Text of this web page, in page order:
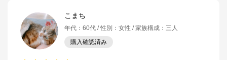
こまち
年代 ： 60代 性別 ： 女性 家族構成 ： 三人
購入確認済み